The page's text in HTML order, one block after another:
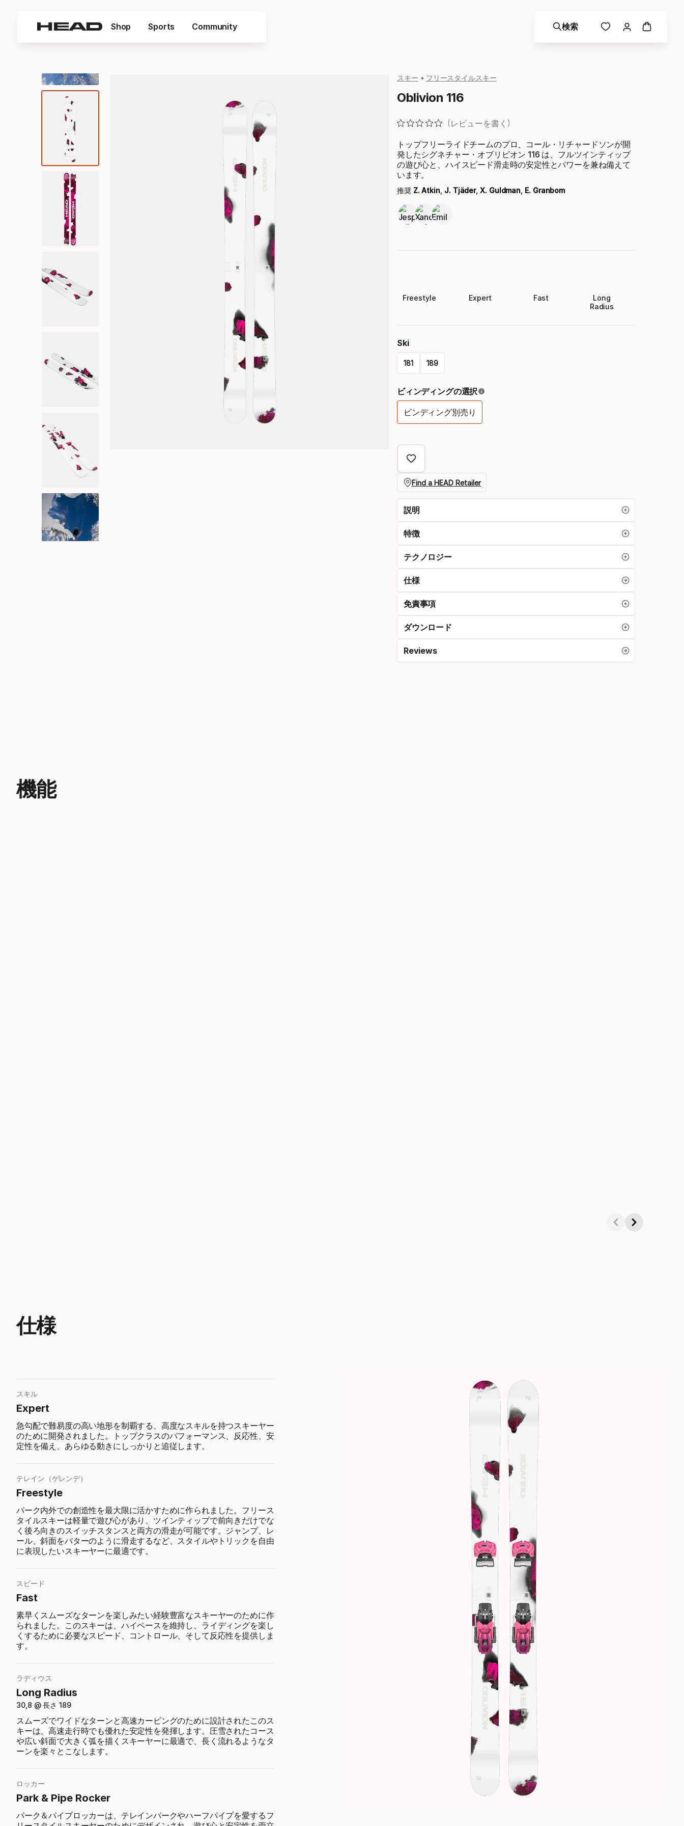
Shop Sports Community 検索
スキー フリースタイルスキー
Oblivion 116
レビューを書く
トップフリーライドチームのプロ、コール・リチャードソンが開
発したシグネチャー・オブリビオン 116 は、フルツインティップ
の遊び心と、ハイスピード滑走時の安定性とパワーを兼ね備えて
います。
推奨 Z. Atkin J. Tjäder,X. Guldman E. Granbom
Freestyle Expert Fast
Long
Radius
Ski
181 189
select
option:
ビィンディングの選択
ビンディング別売り
バ
ド
シ
Find a HEAD Retailer
説明
特徴
テクノロジー
仕様
免責事項
ダウンロード
Reviews
機能
仕様
スキル
Expert
急勾配で難易度の高い地形を制覇する、高度なスキルを持つスキーヤー
のために開発されました。トップクラスのパフォーマンス、反応性、安
定性を備え、あらゆる動きにしっかりと追従します。
テレイン（ゲレンデ）
Freestyle
パーク内外での創造性を最大限に活かすために作られました。フリース
タイルスキーは軽量で遊び心があり、ツインティップで前向きだけでな
く後ろ向きのスイッチスタンスと両方の滑走が可能です。ジャンプ、レ
ール、斜面をバターのように滑走するなど、スタイルやトリックを自由
に表現したいスキーヤーに最適です。
スピード
Fast
素早くスムーズなターンを楽しみたい経験豊富なスキーヤーのために作
られました。このスキーは、ハイペースを維持し、ライディングを楽し
くするために必要なスピード、コントロール、そして反応性を提供しま
す。
ラディウス
Long Radius
30,8 @ 長さ 189
スムーズでワイドなターンと高速カービングのために設計されたこのス
キーは、高速走行時でも優れた安定性を発揮します。圧雪されたコース
や広い斜面で大きく弧を描くスキーヤーに最適で、長く流れるようなタ
ーンを楽々とこなします。
ロッカー
Park & Pipe Rocker
パーク＆パイプロッカーは、テレインパークやハーフパイプを愛するフ